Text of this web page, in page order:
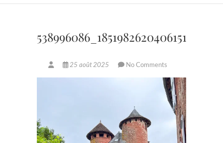
25 août 2025 No Comments